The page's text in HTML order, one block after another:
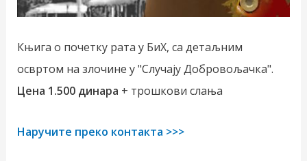
Књига о почетку рата у БиХ, са детаљним
освртом на злочине у "Случају Добровољачка".
Цена 1.500 динара + трошкови слања
Наручите преко контакта >>>